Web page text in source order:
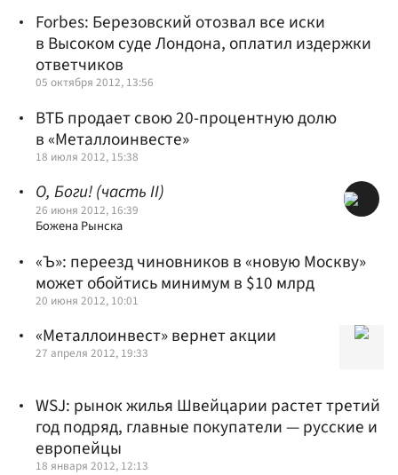
Forbes: Березовский отозвал все иски
в Высоком суде Лондона, оплатил издержки
ответчиков
05 октября 2012, 13:56
ВТБ продает свою 20-процентную долю
в «Металлоинвесте»
18 июля 2012, 15:38
О, Боги! (часть II)
26 июня 2012, 16:39
Божена Рынска
«Ъ»: переезд чиновников в «новую Москву»
может обойтись минимум в $10 млрд
20 июня 2012, 10:01
«Металлоинвест» вернет акции
27 апреля 2012, 19:33
WSJ: рынок жилья Швейцарии растет третий
год подряд, главные покупатели — русские и
европейцы
18 января 2012, 12:13